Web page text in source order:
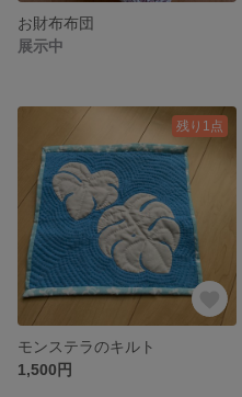
お財布布団
展示中
残り1点
モンステラのキルト
1,500円